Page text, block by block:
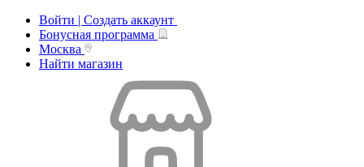
Войти | Создать аккаунт
Бонусная программа
Москва
Найти магазин